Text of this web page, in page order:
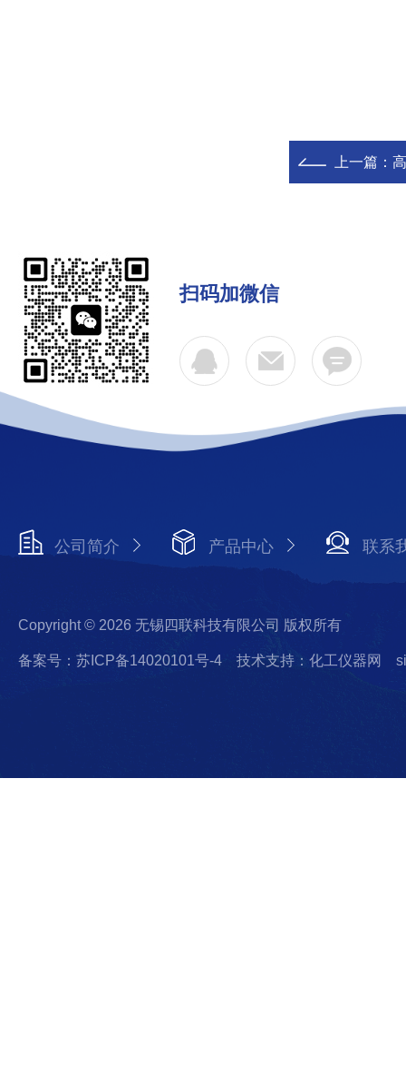
上一篇：
扫码加微信
公司简介 产品中心 联系
Copyright © 2026 无锡四联科技有限公司 版权所有
备案号：苏ICP备14020101号-4 技术支持：化工仪器网